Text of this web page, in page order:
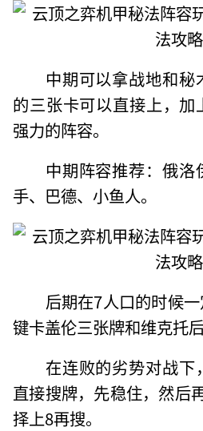
中期可以拿战地和
的三张卡可以直接上，
强力的阵容。
中期阵容推荐：俄
手、巴德、小鱼人。
后期在7人口的时候
键卡盖伦三张牌和维克托
在连败的劣势对战
直接搜牌，先稳住，然后
择上8再搜。